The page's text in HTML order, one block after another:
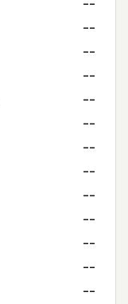
--
--
--
--
--
--
--
--
--
--
--
--